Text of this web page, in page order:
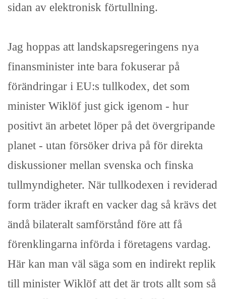
sidan av elektronisk förtullning.
Jag hoppas att landskapsregeringens nya
finansminister inte bara fokuserar på
förändringar i EU:s tullkodex, det som
minister Wiklöf just gick igenom - hur
positivt än arbetet löper på det övergripande
planet - utan försöker driva på för direkta
diskussioner mellan svenska och finska
tullmyndigheter. När tullkodexen i reviderad
form träder ikraft en vacker dag så krävs det
ändå bilateralt samförstånd före att få
förenklingarna införda i företagens vardag.
Här kan man väl säga som en indirekt replik
till minister Wiklöf att det är trots allt som så